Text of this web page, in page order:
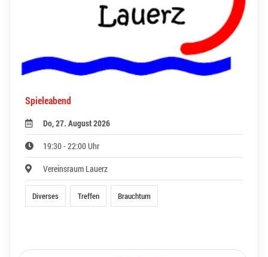
Spieleabend
Do, 27. August 2026
19:30 - 22:00 Uhr
Vereinsraum Lauerz
Diverses Treffen Brauchtum